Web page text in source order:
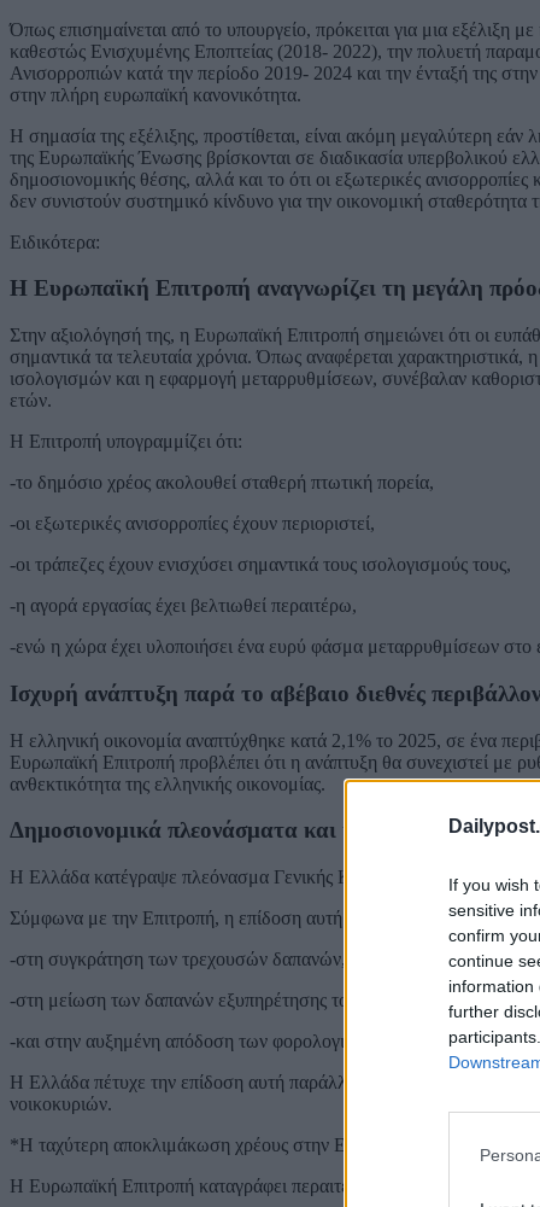
If you wish
sensitive
confirm
continue
information
further
Όπως επισημαίνεται από το υπουργείο, πρόκειται για μια εξέλιξη
καθεστώς Ενισχυμένης Εποπτείας (2018- 2022), την πολυετή
Ανισορροπιών κατά την περίοδο 2019- 2024 και την ένταξή της
στην πλήρη ευρωπαϊκή κανονικότητα.
Η σημασία της εξέλιξης, προστίθεται, είναι ακόμη μεγαλύτερη
της Ευρωπαϊκής Ένωσης βρίσκονται σε διαδικασία υπερβολικού
δημοσιονομικής θέσης, αλλά και το ότι οι εξωτερικές
δεν συνιστούν συστημικό κίνδυνο για την οικονομική σταθερότητα
Ειδικότερα:
Η Ευρωπαϊκή Επιτροπή αναγνωρίζει τη μεγάλη
Στην αξιολόγησή της, η Ευρωπαϊκή Επιτροπή σημειώνει ότι οι
σημαντικά τα τελευταία χρόνια. Όπως αναφέρεται
ισολογισμών και η εφαρμογή μεταρρυθμίσεων, συνέβαλαν
ετών.
Η Επιτροπή υπογραμμίζει ότι:
-το δημόσιο χρέος ακολουθεί σταθερή πτωτική πορεία,
-οι εξωτερικές ανισορροπίες έχουν περιοριστεί,
-οι τράπεζες έχουν ενισχύσει σημαντικά τους ισολογισμούς τους,
-η αγορά εργασίας έχει βελτιωθεί περαιτέρω,
-ενώ η χώρα έχει υλοποιήσει ένα ευρύ φάσμα μεταρρυθμίσεων στο
Ισχυρή ανάπτυξη παρά το αβέβαιο διεθνές περιβάλλον
Η ελληνική οικονομία αναπτύχθηκε κατά 2,1% το 2025, σε ένα
Ευρωπαϊκή Επιτροπή προβλέπει ότι η ανάπτυξη θα συνεχιστεί με
ανθεκτικότητα της ελληνικής οικονομίας.
Δημοσιονομικά πλεονάσματα και ισχυρή
Η Ελλάδα κατέγραψε πλεόνασμα Γενικής Κυβέρνησης 1,7% του
Σύμφωνα με την Επιτροπή, η επίδοση αυτή επιτεύχθηκε χάρη:
-στη συγκράτηση των τρεχουσών δαπανών,
-στη μείωση των δαπανών εξυπηρέτησης του χρέους,
-και στην αυξημένη απόδοση των φορολογικών εσόδων.
Η Ελλάδα πέτυχε την επίδοση αυτή παράλληλα με μειώσεις
νοικοκυριών.
*Η ταχύτερη αποκλιμάκωση χρέους στην Ευρώπη συνεχίζεται*
Η Ευρωπαϊκή Επιτροπή καταγράφει περαιτέρω σημαντική μείωση